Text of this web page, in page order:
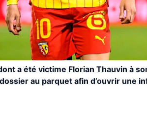
a été victime Florian Thauvin à
au parquet afin d’ouvrir une